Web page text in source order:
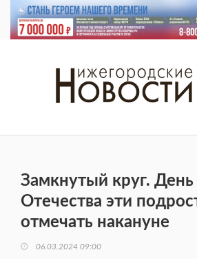
Замкнутый круг.
Отечества эти
отмечать накануне
06.03.2024 09:00